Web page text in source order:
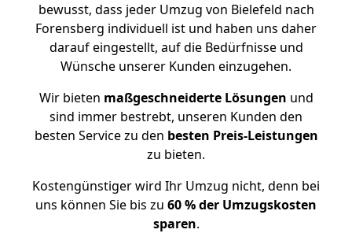
bewusst, dass jeder Umzug von Bielefeld nach
Forensberg individuell ist und haben uns daher
darauf eingestellt, auf die Bedürfnisse und
Wünsche unserer Kunden einzugehen.
Wir bieten maßgeschneiderte Lösungen und
sind immer bestrebt, unseren Kunden den
besten Service zu den besten Preis-Leistungen
zu bieten.
Kostengünstiger wird Ihr Umzug nicht, denn bei
uns können Sie bis zu 60 % der Umzugskosten
sparen.